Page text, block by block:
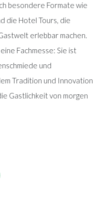
besondere Formate wie
die Hotel Tours, die
erlebbar machen.
Fachmesse: Sie ist
und
Tradition und Innovation
Gastlichkeit von morgen